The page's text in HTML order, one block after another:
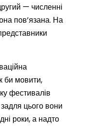
— численні
пов’язана. На
би мовити,
фестивалів
цього вони
роки, а надто